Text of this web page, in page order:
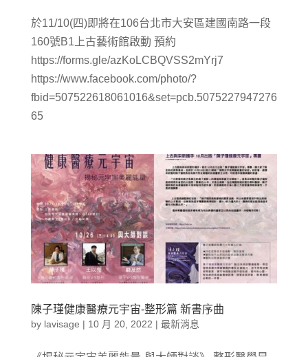
於11/10(四)即將在106台北市大安區建國南路一段
160號B1上古藝術館啟動 預約
https://forms.gle/azKoLCBQVSS2mYrj7
https://www.facebook.com/photo/?
fbid=507522618061016&set=pcb.5075227947276
65
陳子瑾健康醫療元宇宙-整形篇 新書序曲
by lavisage | 10 月 20, 2022 | 最新消息